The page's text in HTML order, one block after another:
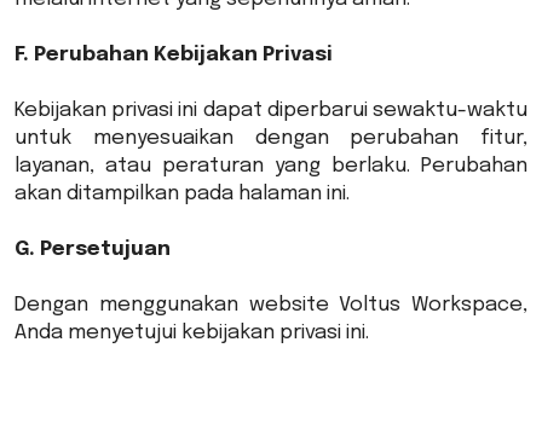
F. Perubahan Kebijakan Privasi
Kebijakan privasi ini dapat diperbarui sewaktu-waktu
untuk menyesuaikan dengan perubahan fitur,
layanan, atau peraturan yang berlaku. Perubahan
akan ditampilkan pada halaman ini.
G. Persetujuan
Dengan menggunakan website Voltus Workspace,
Anda menyetujui kebijakan privasi ini.